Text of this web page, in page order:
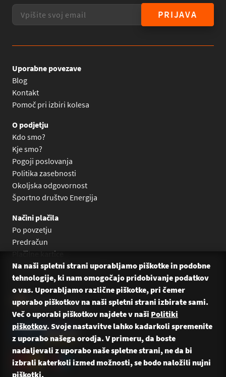
PRIJAVA
Uporabne povezave
Blog
Kontakt
Pomoč pri izbiri kolesa
O podjetju
Kdo smo?
Kje smo?
Pogoji poslovanja
Politika zasebnosti
Okoljska odgovornost
Športno društvo Energija
Načini plačila
Po povzetju
Predračun
Plačilne kartice
Plačilo na obroke Leanpay
Plačilo na obroke s karticami
Na naši spletni strani uporabljamo piškotke in podobne
tehnologije, ki nam omogočajo pridobivanje podatkov
o vas. Uporabljamo različne piškotke, pri čemer
uporabo piškotkov na naši spletni strani izbirate sami.
Več o uporabi piškotkov najdete v naši Politiki
piškotkov. Svoje nastavitve lahko kadarkoli spremenite
z uporabo našega orodja. V primeru, da boste
nadaljevali z uporabo naše spletne strani, ne da bi
izbrali katerkoli izmed možnosti, se bodo naložili nujni
piškotki.